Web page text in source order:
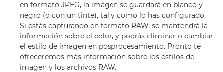
en formato JPEG, la imagen se guardará en blanco y
negro (o con un tinte), tal y como lo has configurado.
Si estás capturando en formato RAW, se mantendrá la
información sobre el color, y podrás eliminar o cambiar
el estilo de imagen en posprocesamiento. Pronto te
ofreceremos más información sobre los estilos de
imagen y los archivos RAW.